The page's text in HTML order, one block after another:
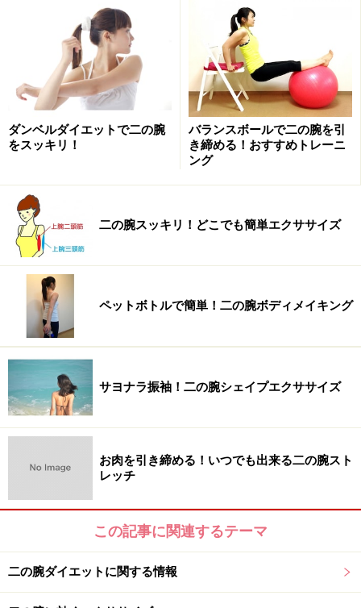
用意するグッズも必要なく、立ったまま＆座ったままで
もできますので、ぜひ実践してみて下さいね。
ポージングで作る、うっとりさせる「二の
腕」！
1.肘は外向きにしたまま大きな輪に手を添えるようにし
ッと下ろし、首は長い状態をキープしましょう。
ダンベルダイエットで二の腕
をスッキリ！
バランスボールで二の腕を引
き締める！おすすめトレーニ
ング
二の腕スッキリ！どこでも簡単エクササイズ
ペットボトルで簡単！二の腕ボディメイキング
サヨナラ振袖！二の腕シェイプエクササイズ
お肉を引き締める！いつでも出来る二の腕スト
レッチ
この記事に関連するテーマ
二の腕ダイエットに関する情報